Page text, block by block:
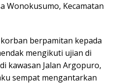
Wonokusumo, Kecamatan
berpamitan kepada
mengikuti ujian di
kawasan Jalan Argopuro,
sempat mengantarkan